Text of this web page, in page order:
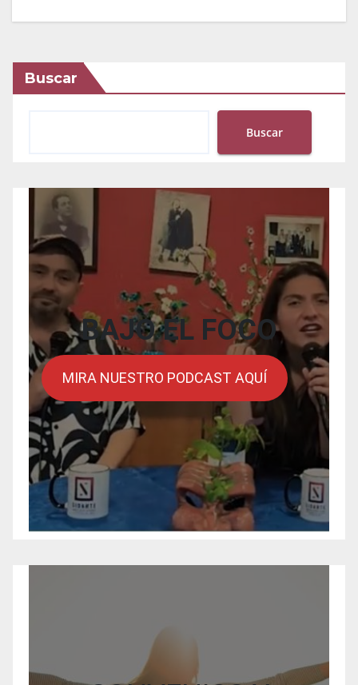
Buscar
Buscar
BAJO EL FOCO
MIRA NUESTRO PODCAST AQUÍ